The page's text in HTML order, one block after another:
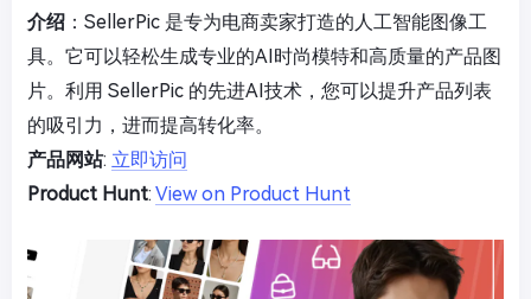
介绍 ：SellerPic 是专为电商卖家打造的人工智能图像工
具。它可以轻松生成专业的AI时尚模特和高质量的产品图
片。利用 SellerPic 的先进AI技术，您可以提升产品列表
的吸引力，进而提高转化率。
产品网站: 立即访问
Product Hunt: View on Product Hunt